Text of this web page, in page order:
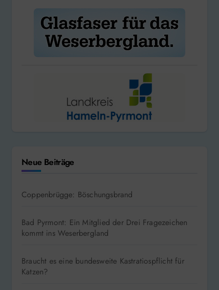
Neue Beiträge
Coppenbrügge: Böschungsbrand
Bad Pyrmont: Ein Mitglied der Drei Fragezeichen
kommt ins Weserbergland
Braucht es eine bundesweite Kastratiospflicht für
Katzen?